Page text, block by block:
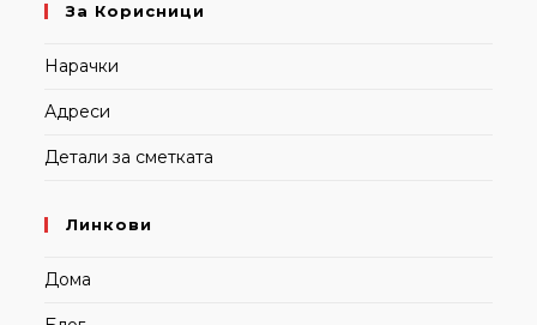
За Корисници
Нарачки
Адреси
Детали за сметката
Линкови
Дома